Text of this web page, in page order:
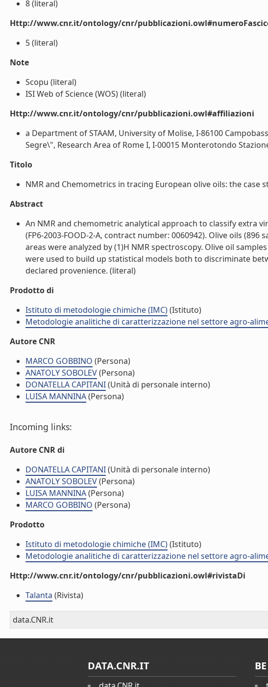
8 (literal)
Http://www.cnr.it/ontology/cnr/
5 (literal)
Note
Scopu (literal)
ISI Web of Science (WOS) (literal)
Http://www.cnr.it/ontology/cnr/pubblicazioni.owl#affiliazioni
a Department of STAAM, University of Molise, I-86100
Segre\", Research Area of Rome I, I-00015 Monterotondo
Titolo
NMR and Chemometrics in tracing European olive oils: the case
Abstract
An NMR and chemometric analytical approach to classify extra
(FP6-2003-FOOD-2-A, contract number: 0060942). Olive oils
areas were analyzed by (1)H NMR spectroscopy. Olive oil
were used to build up statistical models both to discriminate
declared provenience. (literal)
Prodotto di
Istituto di metodologie chimiche (IMC)(Istituto)
Metodologie analitiche di caratterizzazione nel settore agro-
Autore CNR
MARCO GOBBINO (Persona)
ANATOLY SOBOLEV(Persona)
DONATELLA CAPITANI(Unità di personale interno)
LUISA MANNINA(Persona)
Incoming links:
Autore CNR di
DONATELLA CAPITANI(Unità di personale interno)
ANATOLY SOBOLEV(Persona)
LUISA MANNINA(Persona)
MARCO GOBBINO (Persona)
Prodotto
Istituto di metodologie chimiche (IMC)(Istituto)
Metodologie analitiche di caratterizzazione nel settore agro-
Http://www.cnr.it/ontology/cnr/pubblicazioni.owl#rivistaDi
Talanta (Rivista)
data.CNR.it
DATA.CNR.IT